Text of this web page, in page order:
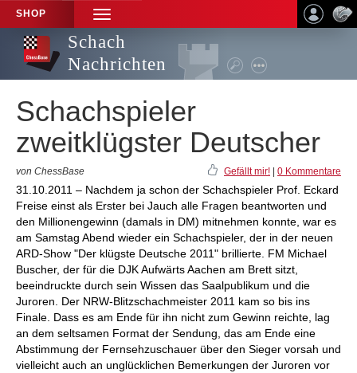
SHOP
TOGGLE
NAVIGATION
Schach
Nachrichten
Schachspieler
zweitklügster Deutscher
von ChessBase Gefällt mir! 0 Kommentare
31.10.2011 – Nachdem ja schon der Schachspieler Prof. Eckard
Freise einst als Erster bei Jauch alle Fragen beantworten und
den Millionengewinn (damals in DM) mitnehmen konnte, war es
am Samstag Abend wieder ein Schachspieler, der in der neuen
ARD-Show "Der klügste Deutsche 2011" brillierte. FM Michael
Buscher, der für die DJK Aufwärts Aachen am Brett sitzt,
beeindruckte durch sein Wissen das Saalpublikum und die
Juroren. Der NRW-Blitzschachmeister 2011 kam so bis ins
Finale. Dass es am Ende für ihn nicht zum Gewinn reichte, lag
an dem seltsamen Format der Sendung, das am Ende eine
Abstimmung der Fernsehzuschauer über den Sieger vorsah und
vielleicht auch an unglücklichen Bemerkungen der Juroren vor